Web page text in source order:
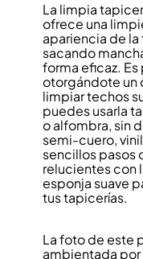
La limpia
ofrece una
apariencia de
sacando
forma eficaz.
otorgándote un
limpiar techos
puedes usarla
o alfombra, sin
semi-cuero,
sencillos pasos
relucientes con
esponja suave
tus tapicerías.
La foto de este
ambientada por